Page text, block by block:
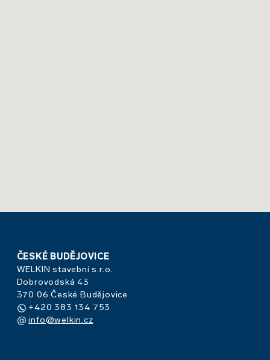
ČESKÉ BUDĚJOVICE
WELKIN stavební s.r.o.
Dobrovodská 43
370 06 České Budějovice
+420 383 134 753
info@welkin.cz